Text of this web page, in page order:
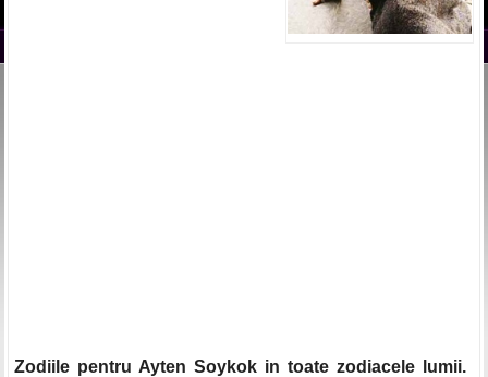
Zodiile pentru Ayten Soykok in toate zodiacele lumii.